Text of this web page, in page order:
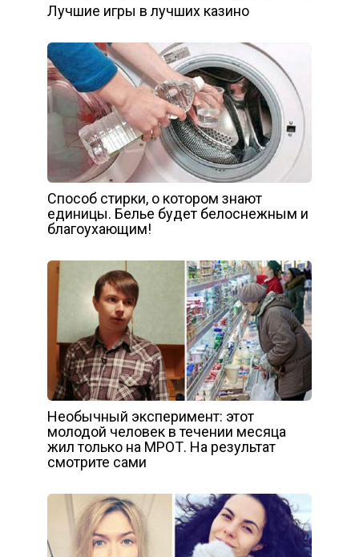
Лучшие игры в лучших казино
Способ стирки, о котором знают
единицы. Белье будет белоснежным и
благоухающим!
Необычный эксперимент: этот
молодой человек в течении месяца
жил только на МРОТ. На результат
смотрите сами